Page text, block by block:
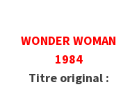
WONDER WOMAN
1984
Titre original :